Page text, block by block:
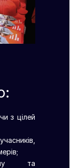
з цілей
та